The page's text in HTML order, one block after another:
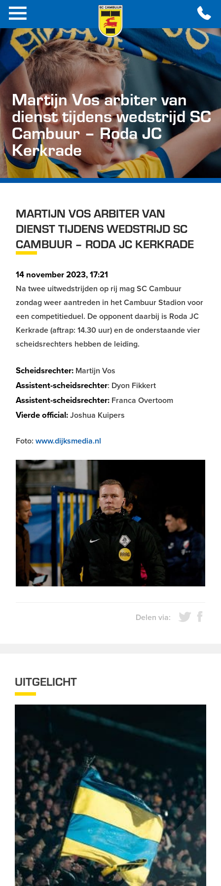
Martijn Vos arbiter van
dienst tijdens wedstrijd SC
Cambuur – Roda JC
Kerkrade
MARTIJN VOS ARBITER VAN
DIENST TIJDENS WEDSTRIJD SC
CAMBUUR – RODA JC KERKRADE
14 november 2023, 17:21
Na twee uitwedstrijden op rij mag SC Cambuur
zondag weer aantreden in het Cambuur Stadion voor
een competitieduel. De opponent daarbij is Roda JC
Kerkrade (aftrap: 14.30 uur) en de onderstaande vier
scheidsrechters hebben de leiding.
Scheidsrechter: Martijn Vos
Assistent-scheidsrechter: Dyon Fikkert
Assistent-scheidsrechter: Franca Overtoom
Vierde official:Joshua Kuipers
Foto: www.dijksmedia.nl
Delen via:
UITGELICHT